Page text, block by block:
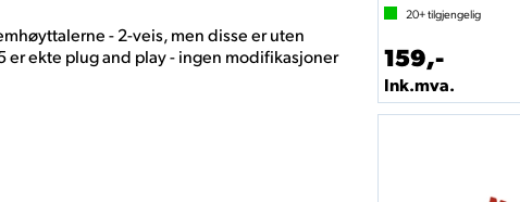
- 2-veis, men disse er uten
er ekte plug and play - ingen modifikasjoner
20+tilgjengelig
159,-
Ink.mva.